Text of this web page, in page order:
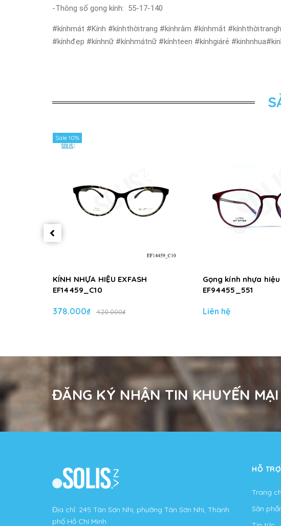
-Thông số gọng kính: 55-17-140
#kínhmát #Kính #kínhthờitrang #kínhrâm #kínhmắt
#kínhđẹp #kínhnữ #kínhmátnữ #kínhteen #kínhgiárẻ
Sale 10%
KÍNH NHỰA HIỆU EXFASH
EF14459_C10
378.000₫ 420.000₫
Gọng kính nhựa
EF94455_551
Liên hệ
ĐĂNG KÝ NHẬN TIN KHUYẾN MẠI
Địa chỉ: 245 Tân Sơn Nhì, phường Tân Sơn Nhì, Thành
phố Hồ Chí Minh
HỖ
Trang
Sản